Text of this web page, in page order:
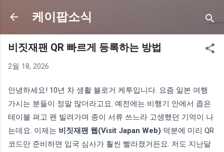
기본 콘텐츠로 건너뛰기
케이팝소식
비짓재팬 QR 빠르게 등록하는 방법
2월 18, 2026
안녕하세요! 10년 차 생활 블로거 케투입니다. 요즘 일본 여행
가시는 분들이 정말 많더라고요. 예전에는 비행기 안에서 좁은
테이블 펴고 펜 빌려가며 종이 서류 쓰느라 고생했던 기억이 나
는데요. 이제는 비짓재팬 웹(Visit Japan Web) 덕분에 미리 QR
코드만 준비하면 입국 심사가 훨씬 빨라졌거든요. 저도 지난달